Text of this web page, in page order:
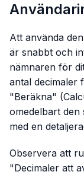
Att använda
är snabbt och
nämnaren för
antal decimaler
"Beräkna"
omedelbart den
med en
Observera att
"Decimaler att